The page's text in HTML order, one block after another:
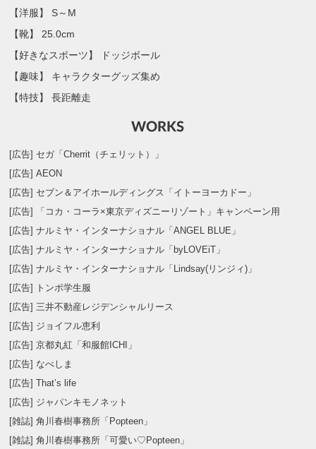
【洋服】 S～M
【靴】 25.0cm
【好きなスポーツ】 ドッジボール
【趣味】 キャラクターグッズ集め
【特技】 長距離走
[広告] セガ「Cherrit（チェリット）」
[広告] AEON
[広告] セブン＆アイホールディングス「イトーヨーカドー」
[広告] 「コカ・コーラ×東京ディズニーリゾート」キャンペーン用
[広告] ナルミヤ・インターナショナル「ANGEL BLUE」
[広告] ナルミヤ・インターナショナル「byLOVEiT」
[広告] ナルミヤ・インターナショナル「Lindsay(リンジィ)」
[広告] トンボ学生服
[広告] 三井不動産レジデンシャルリース
[広告] ジョイフル恵利
[広告] 京都丸紅「和服館ICHI」
[広告] なべしま
[広告] That’s life
[広告] ジャパンキモノネット
[雑誌] 角川春樹事務所「Popteen」
[雑誌] 角川春樹事務所「可愛い♡Popteen」